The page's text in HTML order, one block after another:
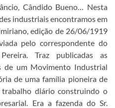
Cândido Bueno… Nesta
industriais encontramos em
edição de 26/06/1919
pelo correspondente do
Traz publicadas as
de um Movimento Industrial
de uma família pioneira de
diário construindo o
Era a fazenda do Sr.